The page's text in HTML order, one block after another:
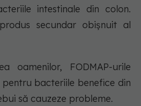
intestinale din colon.
secundar obișnuit al
oamenilor, FODMAP-urile
bacteriile benefice din
să cauzeze probleme.